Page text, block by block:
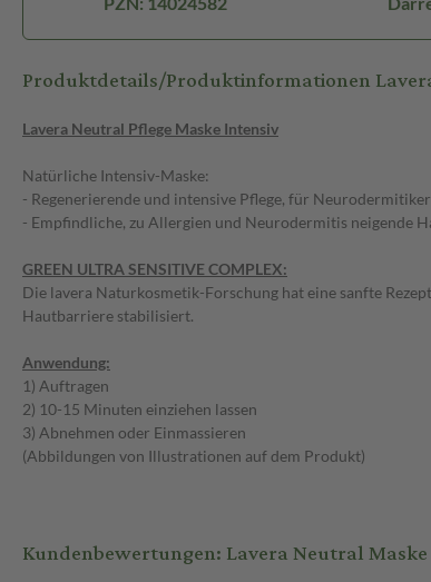
Produktdetails/Produktinformationen
Lavera Neutral Pflege Maske Intensiv
Natürliche Intensiv-Maske:
- Regenerierende und intensive Pflege, für
- Empfindliche, zu Allergien und Neurodermitis neigende
GREEN ULTRA SENSITIVE COMPLEX:
Die lavera Naturkosmetik-Forschung hat eine sanfte
Hautbarriere stabilisiert.
Anwendung:
1) Auftragen
2) 10-15 Minuten einziehen lassen
3) Abnehmen oder Einmassieren
(Abbildungen von Illustrationen auf dem Produkt)
Kundenbewertungen: Lavera Neutral